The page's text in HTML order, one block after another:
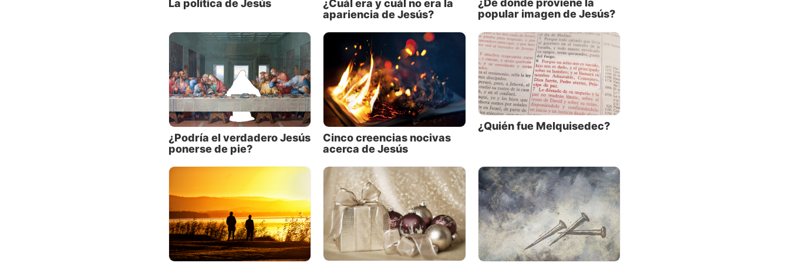
principio de la naturaleza humana que estaba presenciando: “No hay
profeta sin honra sino en su propia tierra, y entre sus parientes, y en
su casa” (Marcos 6:4).
En otras palabras, quienes más conocen a una persona a menudo son
los primeros en rechazarla. La observación de Jesús es similar al
dicho moderno: “la familiaridad produce desdén”.
Pero Cristo no sólo dijo esto por lo que vivió en Nazaret, sino también
por situaciones similares que había visto durante su tiempo en la
Tierra y otras que leemos en las Escrituras.
Muchos siervos de Dios fueron rechazados por personas cercanas,
incluyendo a José (Génesis 37:10-11), Moisés (Éxodo 2:11-15;
Números 12:1), Elías (1 Reyes 19:10) y Jeremías (Jeremías 20:1-2, 7-
10).
En muchas de las otras ciudades que visitó, Jesús fue bienvenido y
La política de Jesús
¿Cuál era y cuál no era la
apariencia de Jesús?
¿De dónde proviene la
popular imagen de Jesús?
¿Podría el verdadero Jesús
ponerse de pie?
Cinco creencias nocivas
acerca de Jesús
¿Quién fue Melquisedec?